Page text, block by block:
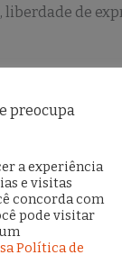
de
da
preocupa
a experiência
e visitas
concorda com
pode visitar
Política de